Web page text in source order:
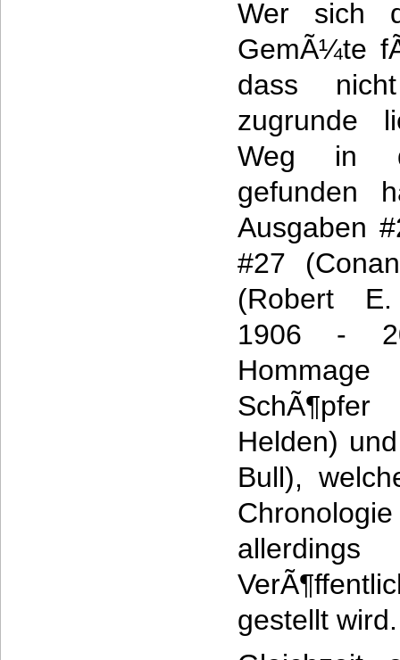
Wer sich
GemÃ¼te
dass
zugrunde
Weg in
gefunden
Ausgaben
#27
(Robert
1906 -
Helden)
Bull),
gestellt wird.